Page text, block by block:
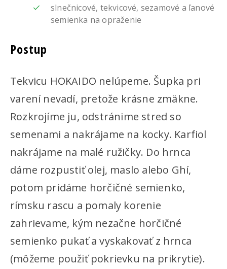
slnečnicové, tekvicové, sezamové a ľanové
semienka na opraženie
Postup
Tekvicu HOKAIDO nelúpeme. Šupka pri
varení nevadí, pretože krásne zmäkne.
Rozkrojíme ju, odstránime stred so
semenami a nakrájame na kocky. Karfiol
nakrájame na malé ružičky. Do hrnca
dáme rozpustiť olej, maslo alebo Ghí,
potom pridáme horčičné semienko,
rímsku rascu a pomaly korenie
zahrievame, kým nezačne horčičné
semienko pukať a vyskakovať z hrnca
(môžeme použiť pokrievku na prikrytie).